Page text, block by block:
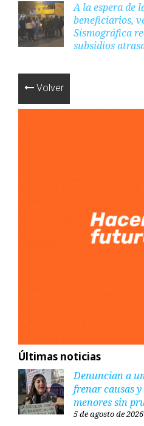
A la espera de
beneficiarios,
Sismográfica
subsidios
Volver
Últimas noticias
Denuncian a
frenar causas
menores sin
5 de agosto de 2026